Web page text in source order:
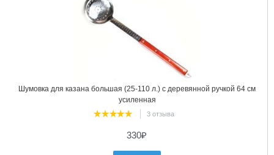
Шумовка для казана большая (25-110 л.) с деревянной ручкой 64 см
усиленная
3 отзыва
330₽